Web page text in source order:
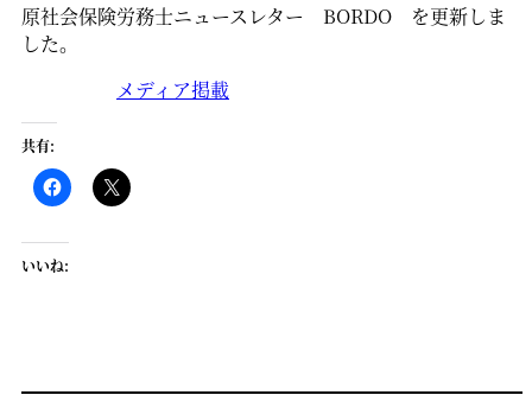
原社会保険労務士ニュースレター BORDO を更新しま
した。
メディア掲載
共有:
いいね: